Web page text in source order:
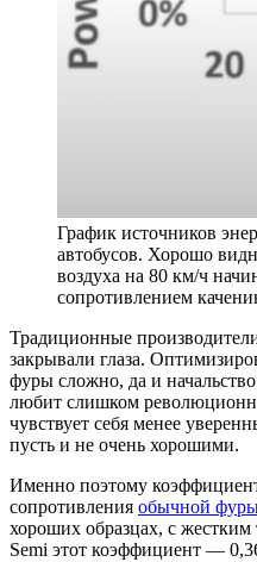
График источников
автобусов. Хорошо
воздуха на 80 км/ч
сопротивлением
Традиционные производители
закрывали глаза.
фуры сложно, да и
любит слишком
чувствует себя менее
пусть и не очень хорошими.
Именно поэтому
сопротивления обычной
хороших образцах, с
Semi этот коэффициент —